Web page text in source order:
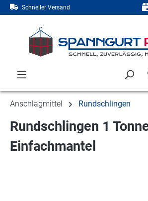
Zum Hauptinhalt springen
Schneller Versand
Anschlagmittel Rundschlingen
Rundschlingen 1
Einfachmantel